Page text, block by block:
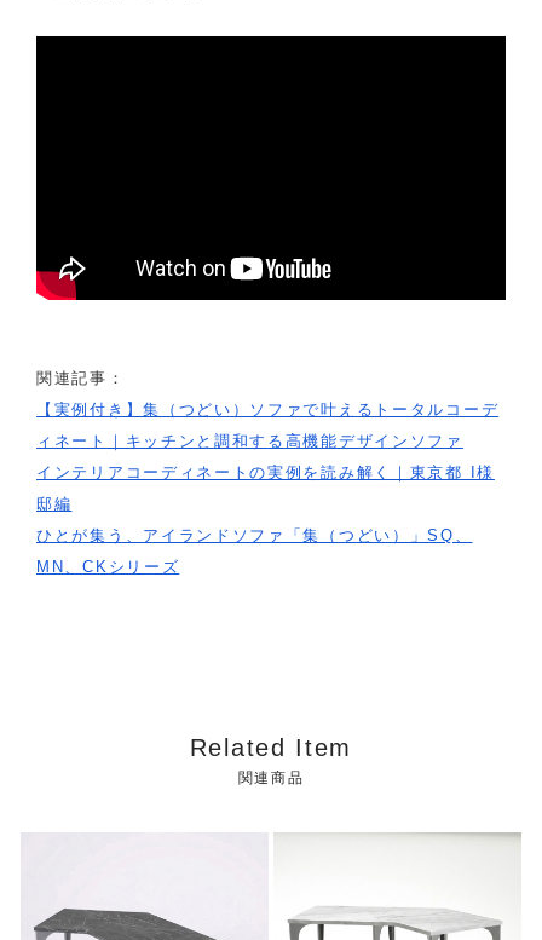
関連記事：
【実例付き】集（つどい）ソファで叶えるトータルコーデ
ィネート｜キッチンと調和する高機能デザインソファ
インテリアコーディネートの実例を読み解く｜東京都 I様
邸編
ひとが集う、アイランドソファ「集（つどい）」SQ、
MN、CKシリーズ
Related Item
関連商品